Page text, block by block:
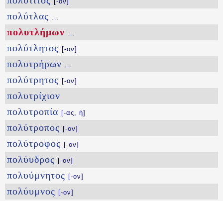
πολύτλας ...
πολυτλήμων ...
πολύτλητος [-ον]
πολυτρήρων ...
πολύτρητος [-ον]
πολυτρίχιον
πολυτροπία [-ας, ἡ]
πολύτροπος [-ον]
πολύτροφος [-ον]
πολύυδρος [-ον]
πολυύμνητος [-ον]
πολύυμνος [-ον]